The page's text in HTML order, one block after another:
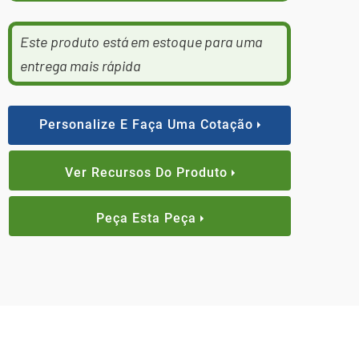
Este produto está em estoque para uma
entrega mais rápida
Personalize E Faça Uma Cotação
Ver Recursos Do Produto
Peça Esta Peça